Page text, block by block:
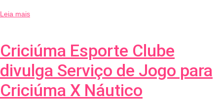
Leia mais
Criciúma Esporte Clube
divulga Serviço de Jogo para
Criciúma X Náutico